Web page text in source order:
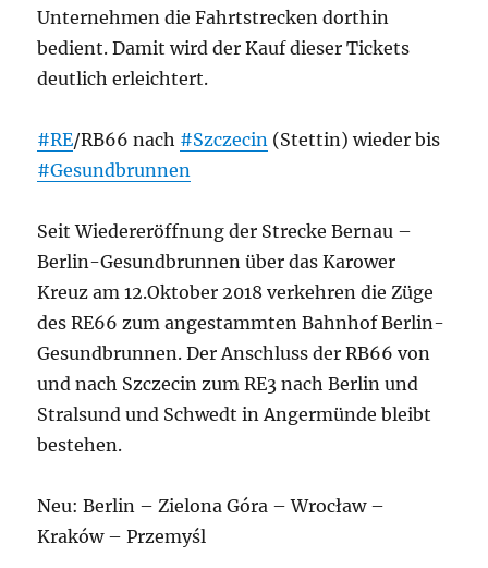
Unternehmen die Fahrtstrecken dorthin
bedient. Damit wird der Kauf dieser Tickets
deutlich erleichtert.
#RE/RB66 nach #Szczecin (Stettin) wieder bis
#Gesundbrunnen
Seit Wiedereröffnung der Strecke Bernau –
Berlin-Gesundbrunnen über das Karower
Kreuz am 12.Oktober 2018 verkehren die Züge
des RE66 zum angestammten Bahnhof Berlin-
Gesundbrunnen. Der Anschluss der RB66 von
und nach Szczecin zum RE3 nach Berlin und
Stralsund und Schwedt in Angermünde bleibt
bestehen.
Neu: Berlin – Zielona Góra – Wrocław –
Kraków – Przemyśl